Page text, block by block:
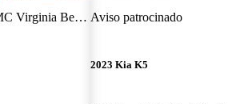
Virginia Beach Aviso patrocinado
2023 Kia K5